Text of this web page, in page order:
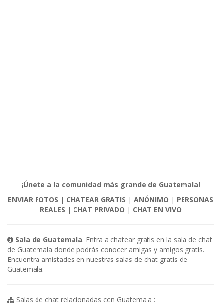
¡Únete a la comunidad más grande de Guatemala!
ENVIAR FOTOS | CHATEAR GRATIS | ANÓNIMO | PERSONAS
REALES | CHAT PRIVADO | CHAT EN VIVO
Sala de Guatemala. Entra a chatear gratis en la sala de chat
de Guatemala donde podrás conocer amigas y amigos gratis.
Encuentra amistades en nuestras salas de chat gratis de
Guatemala.
Salas de chat relacionadas con Guatemala :